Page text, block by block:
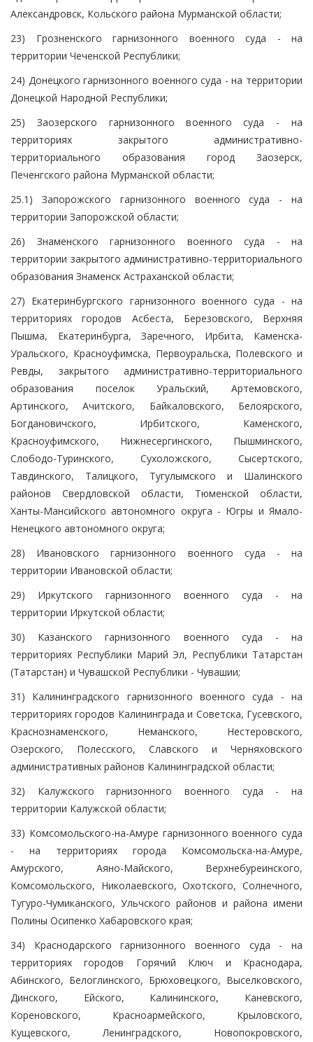
Александровск, Кольского района Мурманской области;
23) Грозненского гарнизонного военного суда - на
территории Чеченской Республики;
24) Донецкого гарнизонного военного суда - на территории
Донецкой Народной Республики;
25) Заозерского гарнизонного военного суда - на
территориях закрытого административно-
территориального образования город Заозерск,
Печенгского района Мурманской области;
25.1) Запорожского гарнизонного военного суда - на
территории Запорожской области;
26) Знаменского гарнизонного военного суда - на
территории закрытого административно-территориального
образования Знаменск Астраханской области;
27) Екатеринбургского гарнизонного военного суда - на
территориях городов Асбеста, Березовского, Верхняя
Пышма, Екатеринбурга, Заречного, Ирбита, Каменска-
Уральского, Красноуфимска, Первоуральска, Полевского и
Ревды, закрытого административно-территориального
образования поселок Уральский, Артемовского,
Артинского, Ачитского, Байкаловского, Белоярского,
Богдановичского, Ирбитского, Каменского,
Красноуфимского, Нижнесергинского, Пышминского,
Слободо-Туринского, Сухоложского, Сысертского,
Тавдинского, Талицкого, Тугулымского и Шалинского
районов Свердловской области, Тюменской области,
Ханты-Мансийского автономного округа - Югры и Ямало-
Ненецкого автономного округа;
28) Ивановского гарнизонного военного суда - на
территории Ивановской области;
29) Иркутского гарнизонного военного суда - на
территории Иркутской области;
30) Казанского гарнизонного военного суда - на
территориях Республики Марий Эл, Республики Татарстан
(Татарстан) и Чувашской Республики - Чувашии;
31) Калининградского гарнизонного военного суда - на
территориях городов Калининграда и Советска, Гусевского,
Краснознаменского, Неманского, Нестеровского,
Озерского, Полесского, Славского и Черняховского
административных районов Калининградской области;
32) Калужского гарнизонного военного суда - на
территории Калужской области;
33) Комсомольского-на-Амуре гарнизонного военного суда
- на территориях города Комсомольска-на-Амуре,
Амурского, Аяно-Майского, Верхнебуреинского,
Комсомольского, Николаевского, Охотского, Солнечного,
Тугуро-Чумиканского, Ульчского районов и района имени
Полины Осипенко Хабаровского края;
34) Краснодарского гарнизонного военного суда - на
территориях городов Горячий Ключ и Краснодара,
Абинского, Белоглинского, Брюховецкого, Выселковского,
Динского, Ейского, Калининского, Каневского,
Кореновского, Красноармейского, Крыловского,
Кущевского, Ленинградского, Новопокровского,